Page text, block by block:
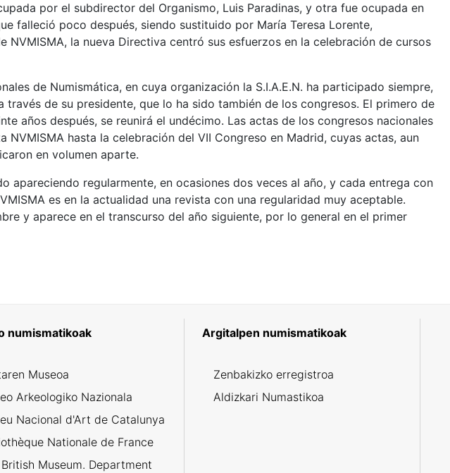
por el subdirector del Organismo, Luis Paradinas, y otra fue ocupada en
falleció poco después, siendo sustituido por María Teresa Lorente,
la nueva Directiva centró sus esfuerzos en la celebración de cursos
de Numismática, en cuya organización la S.I.A.E.N. ha participado siempre,
de su presidente, que lo ha sido también de los congresos. El primero de
años después, se reunirá el undécimo. Las actas de los congresos nacionales
hasta la celebración del VII Congreso en Madrid, cuyas actas, aun
en volumen aparte.
apareciendo regularmente, en ocasiones dos veces al año, y cada entrega con
es en la actualidad una revista con una regularidad muy aceptable.
y aparece en el transcurso del año siguiente, por lo general en el primer
numismatikoak
Museoa
Arkeologiko Nazionala
Nacional d'Art de Catalunya
Nationale de France
Museum. Department
Argitalpen numismatikoak
Zenbakizko erregistroa
Aldizkari Numastikoa